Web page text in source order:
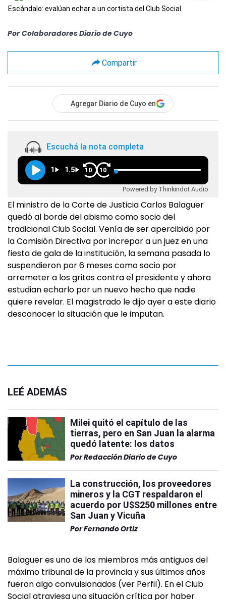
Escándalo: evalúan echar a un cortista del Club Social
Por Colaboradores Diario de Cuyo
Compartir
Agregar Diario de Cuyo en
Escuchá la nota completa
1 1.5 10 10
Powered by Thinkindot Audio
El ministro de la Corte de Justicia Carlos Balaguer
quedó al borde del abismo como socio del
tradicional Club Social. Venía de ser apercibido por
la Comisión Directiva por increpar a un juez en una
fiesta de gala de la institución, la semana pasada lo
suspendieron por 6 meses como socio por
arremeter a los gritos contra el presidente y ahora
estudian echarlo por un nuevo hecho que nadie
quiere revelar. El magistrado le dijo ayer a este diario
desconocer la situación que le imputan.
LEÉ ADEMÁS
Milei quitó el capítulo de las
tierras, pero en San Juan la alarma
quedó latente: los datos
PorRedacción Diario de Cuyo
La construcción, los proveedores
mineros y la CGT respaldaron el
acuerdo por U$S250 millones entre
San Juan y Vicuña
PorFernando Ortiz
Balaguer es uno de los miembros más antiguos del
máximo tribunal de la provincia y sus últimos años
fueron algo convulsionados (ver Perfil). En el Club
Social atraviesa una situación crítica por haber